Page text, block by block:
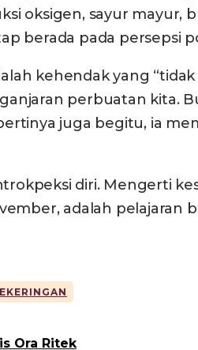
oksigen, sayur mayur,
berada pada persepsi
kehendak yang
perbuatan kita.
juga begitu, ia
diri. Mengerti
adalah pelajaran
Ora Ritek